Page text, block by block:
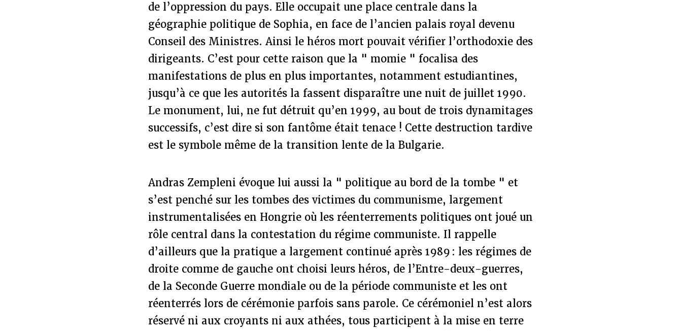
de l’oppression du pays. Elle occupait une place centrale dans la
géographie politique de Sophia, en face de l’ancien palais royal devenu
Conseil des Ministres. Ainsi le héros mort pouvait vérifier l’orthodoxie des
dirigeants. C’est pour cette raison que la " momie " focalisa des
manifestations de plus en plus importantes, notamment estudiantines,
jusqu’à ce que les autorités la fassent disparaître une nuit de juillet 1990.
Le monument, lui, ne fut détruit qu’en 1999, au bout de trois dynamitages
successifs, c’est dire si son fantôme était tenace ! Cette destruction tardive
est le symbole même de la transition lente de la Bulgarie.
Andras Zempleni évoque lui aussi la " politique au bord de la tombe " et
s’est penché sur les tombes des victimes du communisme, largement
instrumentalisées en Hongrie où les réenterrements politiques ont joué un
rôle central dans la contestation du régime communiste. Il rappelle
d’ailleurs que la pratique a largement continué après 1989 : les régimes de
droite comme de gauche ont choisi leurs héros, de l’Entre-deux-guerres,
de la Seconde Guerre mondiale ou de la période communiste et les ont
réenterrés lors de cérémonie parfois sans parole. Ce cérémoniel n’est alors
réservé ni aux croyants ni aux athées, tous participent à la mise en terre